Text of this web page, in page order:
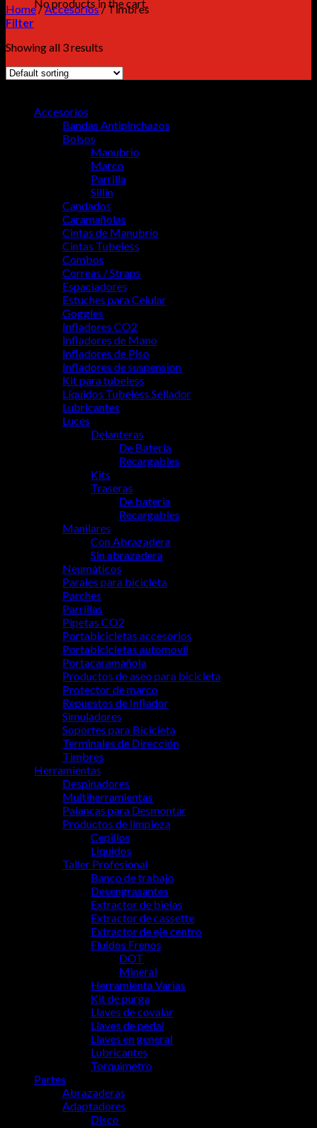
No products in the cart.
Home/Accesorios/Timbres
Filter
Showing all 3 results
Accesorios
Bandas Antipinchazos
Bolsos
Manubrio
Marco
Parrilla
Sillín
Candados
Caramañolas
Cintas de Manubrio
Cintas Tubeless
Combos
Correas / Straps
Espaciadores
Estuches para Celular
Goggles
Infladores CO2
Infladores de Mano
Infladores de Piso
Infladores de suspension
Kit para tubeless
Líquidos Tubeless Sellador
Lubricantes
Luces
Delanteras
De Bateria
Recargables
Kits
Traseras
De bateria
Recargables
Manilares
Con Abrazadera
Sin abrazadera
Neumáticos
Parales para bicicleta
Parches
Parrillas
Pipetas CO2
Portabicicletas accesorios
Portabicicletas automovil
Portacaramañola
Productos de aseo para bicicleta
Protector de marco
Repuestos de Inflador
Simuladores
Soportes para Bicicleta
Terminales de Dirección
Timbres
Herramientas
Despinadores
Multiherramientas
Palancas para Desmontar
Productos de limpieza
Cepillos
Liquidos
Taller Profesional
Banco de trabajo
Desengrasantes
Extractor de bielas
Extractor de cassette
Extractor de eje centro
Fluidos Frenos
DOT
Mineral
Herramienta Varias
Kit de purga
Llaves de covalar
Llaves de pedal
Llaves en general
Lubricantes
Torquimetro
Partes
Abrazaderas
Adaptadores
Disco